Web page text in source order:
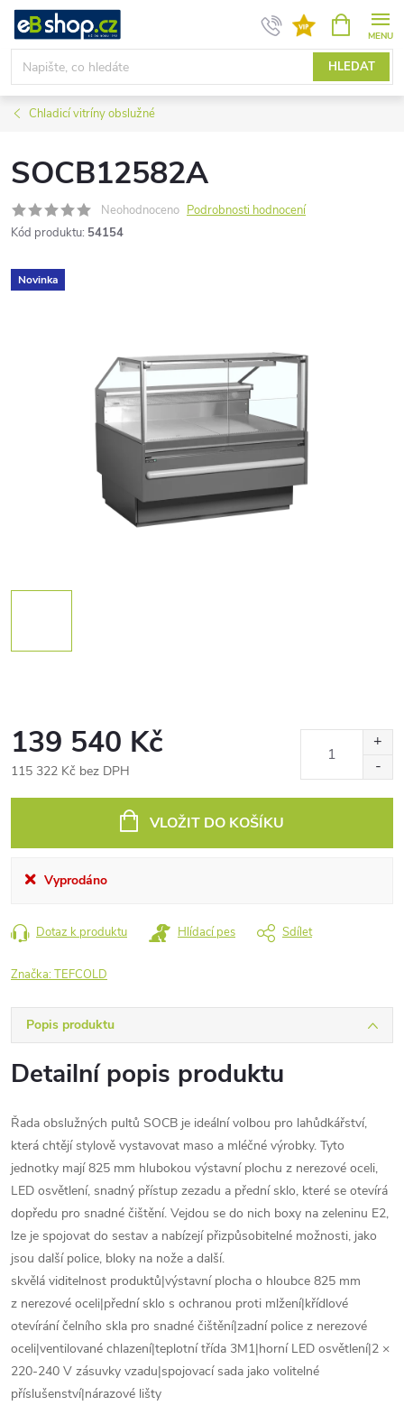
Přejít
obsah
HLEDAT
NÁKUPNÍ
KOŠÍK
Chladicí vitríny obslužné
SOCB12582A
Neohodnoceno Podrobnosti hodnocení
Kód produktu: 54154
Novinka
Vyprodáno
139 540 Kč
115 322 Kč bez DPH
VLOŽIT DO KOŠÍKU
Dotaz k produktu Hlídací pes Sdílet
Značka:TEFCOLD
Popis produktu
Detailní popis produktu
Řada obslužných pultů SOCB je ideální volbou pro lahůdkářství,
která chtějí stylově vystavovat maso a mléčné výrobky. Tyto
jednotky mají 825 mm hlubokou výstavní plochu z nerezové oceli,
LED osvětlení, snadný přístup zezadu a přední sklo, které se otevírá
dopředu pro snadné čištění. Vejdou se do nich boxy na zeleninu E2,
lze je spojovat do sestav a nabízejí přizpůsobitelné možnosti, jako
jsou další police, bloky na nože a další.
skvělá viditelnost produktů|výstavní plocha o hloubce 825 mm
z nerezové oceli|přední sklo s ochranou proti mlžení|křídlové
otevírání čelního skla pro snadné čištění|zadní police z nerezové
oceli|ventilované chlazení|teplotní třída 3M1|horní LED osvětlení|2 ×
220-240 V zásuvky vzadu|spojovací sada jako volitelné
příslušenství|nárazové lišty